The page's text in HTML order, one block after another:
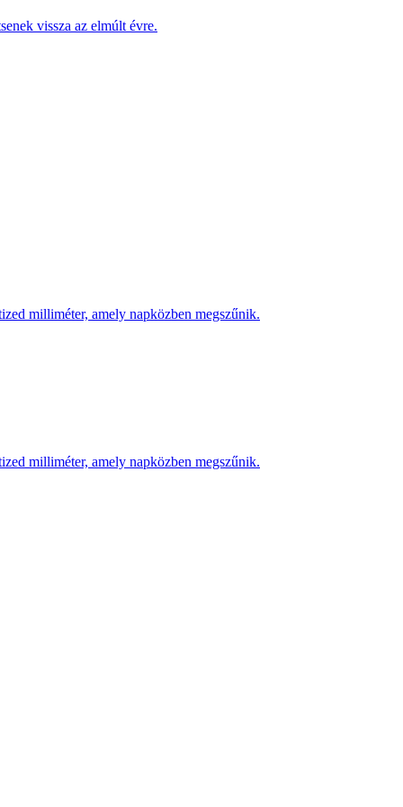
vissza az elmúlt évre.
milliméter, amely napközben megszűnik.
milliméter, amely napközben megszűnik.